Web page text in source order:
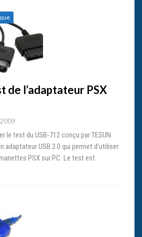
de l’adaptateur PSX
le test du USB-712 conçu par TESUN
adaptateur USB 2.0 qui permet d'utiliser
PSX sur PC. Le test est